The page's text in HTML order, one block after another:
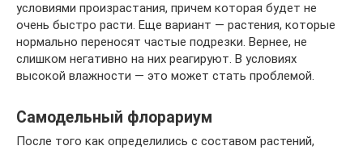
условиями произрастания, причем которая будет не
очень быстро расти. Еще вариант — растения, которые
нормально переносят частые подрезки. Вернее, не
слишком негативно на них реагируют. В условиях
высокой влажности — это может стать проблемой.
Самодельный флорариум
После того как определились с составом растений,